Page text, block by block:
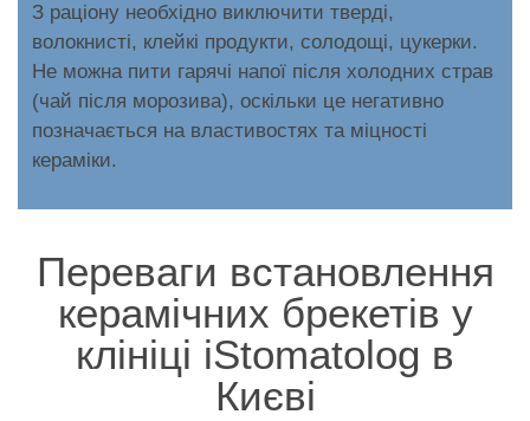
З раціону необхідно виключити тверді,
волокнисті, клейкі продукти, солодощі, цукерки.
Не можна пити гарячі напої після холодних страв
(чай після морозива), оскільки це негативно
позначається на властивостях та міцності
кераміки.
Переваги встановлення
керамічних брекетів у
клініці iStomatolog в
Києві